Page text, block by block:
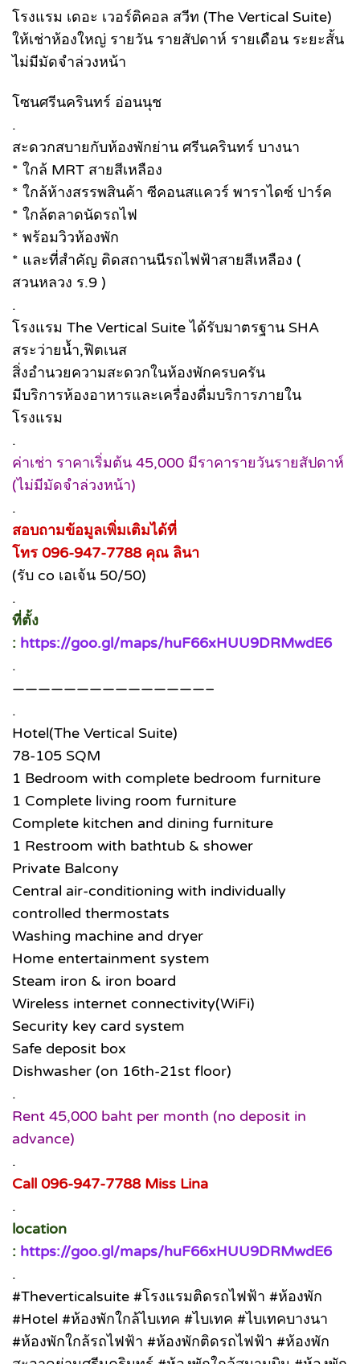
โรงแรม เดอะ เวอร์ติคอล สวีท (The Vertical Suite)
ให้เช่าห้องใหญ่ รายวัน รายสัปดาห์ รายเดือน ระยะสั้น
ไม่มีมัดจำล่วงหน้า
โซนศรีนครินทร์ อ่อนนุช
.
สะดวกสบายกับห้องพักย่าน ศรีนครินทร์ บางนา
* ใกล้ MRT สายสีเหลือง
* ใกล้ห้างสรรพสินค้า ซีคอนสแควร์ พาราไดซ์ ปาร์ค
* ใกล้ตลาดนัดรถไฟ
* พร้อมวิวห้องพัก
* และที่สำคัญ ติดสถานนีรถไฟฟ้าสายสีเหลือง (
สวนหลวง ร.9 )
.
โรงแรม The Vertical Suite ได้รับมาตรฐาน SHA
สระว่ายน้ำ,ฟิตเนส
สิ่งอำนวยความสะดวกในห้องพักครบครัน
มีบริการห้องอาหารและเครื่องดื่มบริการภายใน
โรงแรม
.
ค่าเช่า ราคาเริ่มต้น 45,000 มีราคารายวันรายสัปดาห์
(ไม่มีมัดจำล่วงหน้า)
.
สอบถามข้อมูลเพิ่มเติมได้ที่
โทร 096-947-7788 คุณ ลินา
(รับ co เอเจ้น 50/50)
.
ที่ตั้ง
: https://goo.gl/maps/huF66xHUU9DRMwdE6
.
———————————————–
.
Hotel(The Vertical Suite)
78-105 SQM
1 Bedroom with complete bedroom furniture
1 Complete living room furniture
Complete kitchen and dining furniture
1 Restroom with bathtub & shower
Private Balcony
Central air-conditioning with individually
controlled thermostats
Washing machine and dryer
Home entertainment system
Steam iron & iron board
Wireless internet connectivity(WiFi)
Security key card system
Safe deposit box
Dishwasher (on 16th-21st floor)
.
Rent 45,000 baht per month (no deposit in
advance)
.
Call 096-947-7788 Miss Lina
.
location
: https://goo.gl/maps/huF66xHUU9DRMwdE6
.
#Theverticalsuite #โรงแรมติดรถไฟฟ้า #ห้องพัก
#Hotel #ห้องพักใกล้ไบเทค #ไบเทค #ไบเทคบางนา
#ห้องพักใกล้รถไฟฟ้า #ห้องพักติดรถไฟฟ้า #ห้องพัก